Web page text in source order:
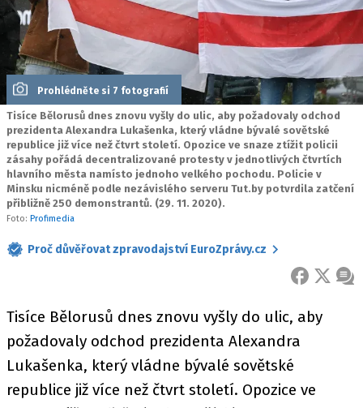
Prohlédněte si 7 fotografií
Tisíce Bělorusů dnes znovu vyšly do ulic, aby požadovaly odchod
prezidenta Alexandra Lukašenka, který vládne bývalé sovětské
republice již více než čtvrt století. Opozice ve snaze ztížit policii
zásahy pořádá decentralizované protesty v jednotlivých čtvrtích
hlavního města namísto jednoho velkého pochodu. Policie v
Minsku nicméně podle nezávislého serveru Tut.by potvrdila zatčení
přibližně 250 demonstrantů. (29. 11. 2020).
Foto: Profimedia
Proč důvěřovat zpravodajství EuroZprávy.cz
FACEBOOK
X
Tisíce Bělorusů dnes znovu vyšly do ulic, aby
požadovaly odchod prezidenta Alexandra
Lukašenka, který vládne bývalé sovětské
republice již více než čtvrt století. Opozice ve